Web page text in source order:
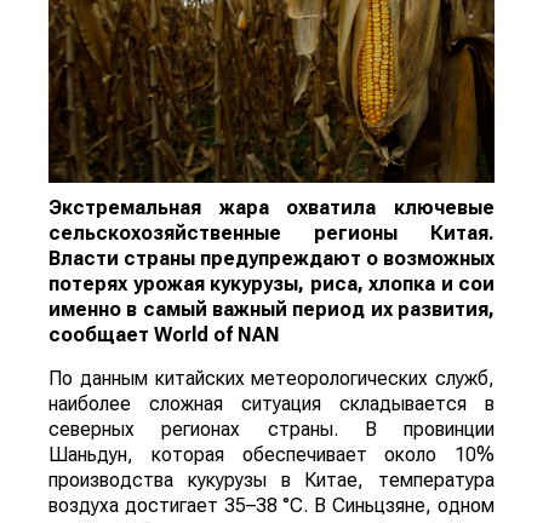
Экстремальная жара охватила ключевые
сельскохозяйственные регионы Китая.
Власти страны предупреждают о возможных
потерях урожая кукурузы, риса, хлопка и сои
именно в самый важный период их развития,
сообщает World of NAN
По данным китайских метеорологических служб,
наиболее сложная ситуация складывается в
северных регионах страны. В провинции
Шаньдун, которая обеспечивает около 10%
производства кукурузы в Китае, температура
воздуха достигает 35–38 °C. В Синьцзяне, одном